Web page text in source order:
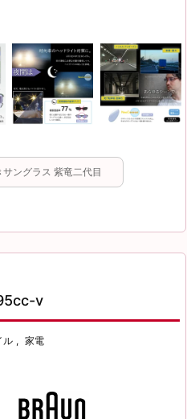
ングラス 紫竜二代目
v
ル , 家電